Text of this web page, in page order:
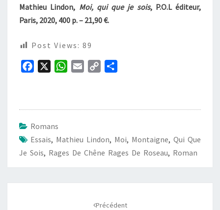
Mathieu Lindon, Moi, qui que je sois, P.O.L éditeur,
Paris, 2020, 400 p. – 21,90 €.
Post Views: 89
o
o
k
W
p
p
n
k
e
r
Romans
Essais, Mathieu Lindon, Moi, Montaigne, Qui Que
Je Sois, Rages De Chêne Rages De Roseau, Roman
Précédent